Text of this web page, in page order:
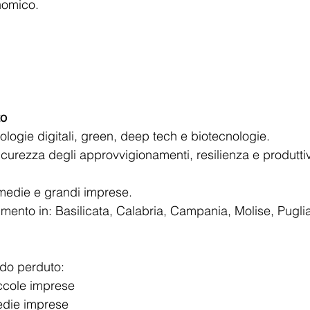
digitali, green, deep tech e biotecnologie.
degli approvvigionamenti, resilienza e
e grandi imprese.
in: Basilicata, Calabria, Campania, Molise,
perduto:
imprese
imprese